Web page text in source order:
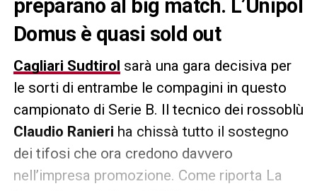
preparano al big match. L’Unipol
Domus è quasi sold out
Cagliari Sudtirol sarà una gara decisiva per
le sorti di entrambe le compagini in questo
campionato di Serie B. Il tecnico dei rossoblù
Claudio Ranieri ha chissà tutto il sostegno
dei tifosi che ora credono davvero
nell’impresa promozione. Come riporta La